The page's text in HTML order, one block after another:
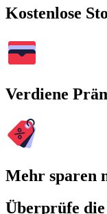
Kostenlose
Verdiene
Mehr sparen
Überprüfe